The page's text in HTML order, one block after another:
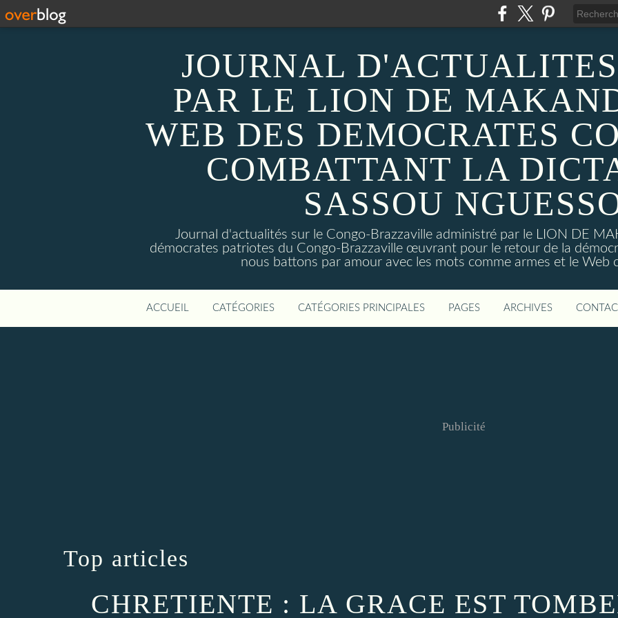
JOURNAL
PAR LE LION DE
WEB DES DEMOCRATES
COMBATTANT LA
SASSOU
Journal d'actualités sur le Congo-Brazzaville administré par le LION DE
démocrates patriotes du Congo-Brazzaville œuvrant pour le retour de la
nous battons par amour avec les mots comme armes et le Web
ACCUEIL CATÉGORIES CATÉGORIES PRINCIPALES PAGES ARCHIVES
Publicité
Top articles
CHRETIENTE : LA GRACE EST